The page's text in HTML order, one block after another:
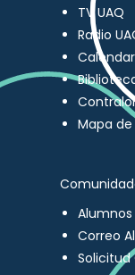
TV UAQ
Radio
Mapa
Alumnos
Correo
Solicitud